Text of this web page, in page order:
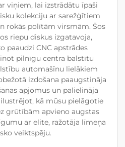
viņiem, lai izstrādātu īpaši
kolekciju ar sarežģītiem
rokās polītām virsmām. Šos
riepu diskus izgatavoja,
paaudzi CNC apstrādes
pilnīgu centra balstītu
automašīnu lielākiem
izdošana paaugstināja
apjomus un palielināja
kā mūsu pielāgotie
grūtībām apvieno augstas
ar elite, ražotāja līmeņa
veiktspēju.